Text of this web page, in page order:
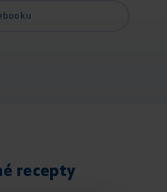
recepty